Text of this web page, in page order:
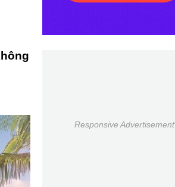
Responsive Advertisement